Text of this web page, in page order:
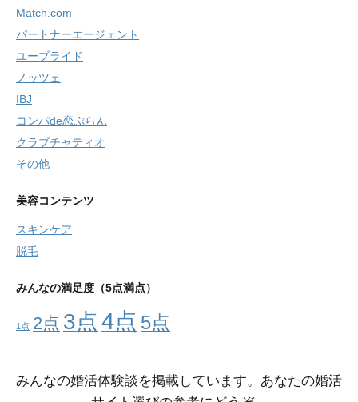
Match.com
パートナーエージェント
ユーブライド
ノッツェ
IBJ
コンパde恋ぷらん
クラブチャティオ
その他
美容コンテンツ
スキンケア
脱毛
みんなの満足度（5点満点）
1点 2点 3点4点 5点
みんなの婚活体験談を掲載しています。あなたの婚活